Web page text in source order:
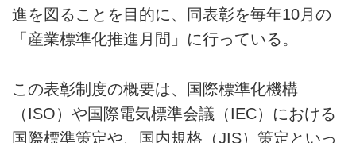
進を図ることを目的に、同表彰を毎年10月の
「産業標準化推進月間」に行っている。
この表彰制度の概要は、国際標準化機構
（ISO）や国際電気標準会議（IEC）における
国際標準策定や、国内規格（JIS）策定といっ